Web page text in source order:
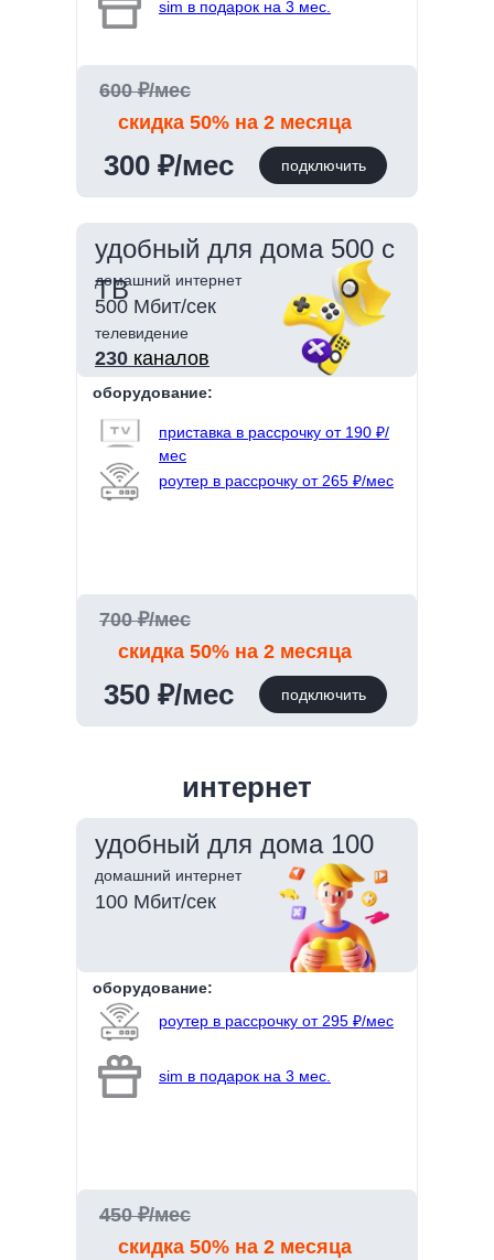
300 ₽/мес
600 ₽/мес
скидка 50% на 2 месяца
sim в подарок на 3 мес.
подключить
домашний интернет
телевидение
500 Мбит/сек
230 каналов
350 ₽/мес
700 ₽/мес
скидка 50% на 2 месяца
приставка в рассрочку от 190 ₽/
мес
роутер в рассрочку от 265 ₽/мес
оборудование:
подключить
удобный для дома 500 с
ТВ
интернет
удобный для дома 100
домашний интернет
100 Мбит/сек
450 ₽/мес
скидка 50% на 2 месяца
роутер в рассрочку от 295 ₽/мес
sim в подарок на 3 мес.
оборудование: